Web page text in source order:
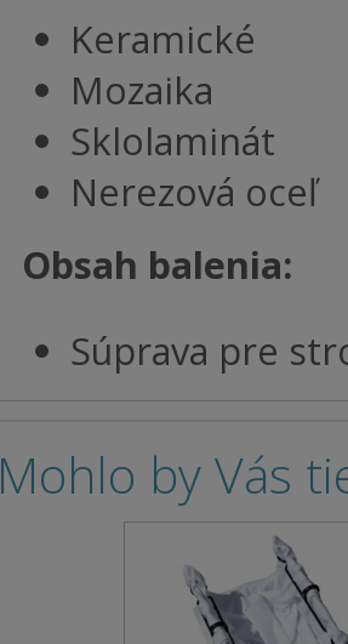
Keramické
Mozaika
Sklolaminát
Nerezová oceľ
Obsah balenia:
Súprava pre
Mohlo by Vás